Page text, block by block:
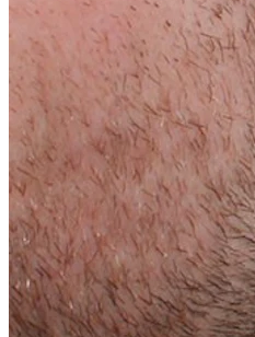
Bodymod Essentials
Köp 4, betala för 3
Shoppa efter typ